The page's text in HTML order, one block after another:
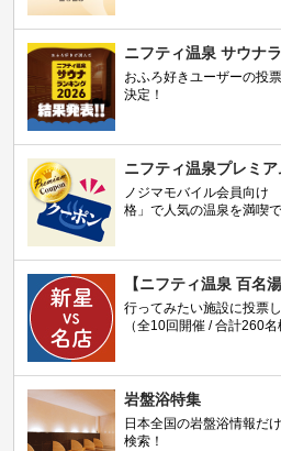
ニフティ温泉 サウナ
おふろ好きユーザーの投
決定！
ニフティ温泉プレミ
ノジマモバイル会員向け
格」で人気の温泉を満喫で
【ニフティ温泉 百名
行ってみたい施設に投票
（全10回開催 / 合計260名
岩盤浴特集
日本全国の岩盤浴情報だ
検索！